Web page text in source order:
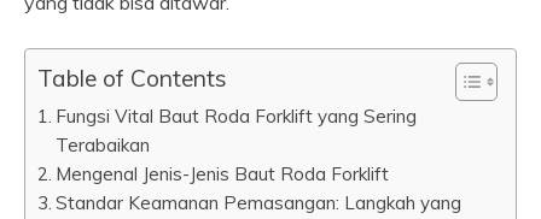
Table of Contents
Fungsi Vital Baut Roda Forklift yang Sering
Terabaikan
Mengenal Jenis-Jenis Baut Roda Forklift
Standar Keamanan Pemasangan: Langkah yang